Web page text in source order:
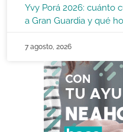
Yvy Porá 2026: cuánto
a Gran Guardia y qué
7 agosto, 2026